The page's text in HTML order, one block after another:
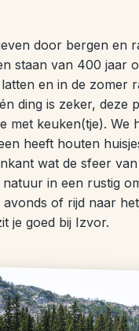
door bergen en
staan van 400 jaar
en in de zomer
ding is zeker, deze
met keuken(tje). We
heeft houten
wat de sfeer
in een rustig
of rijd naar
je goed bij Izvor.